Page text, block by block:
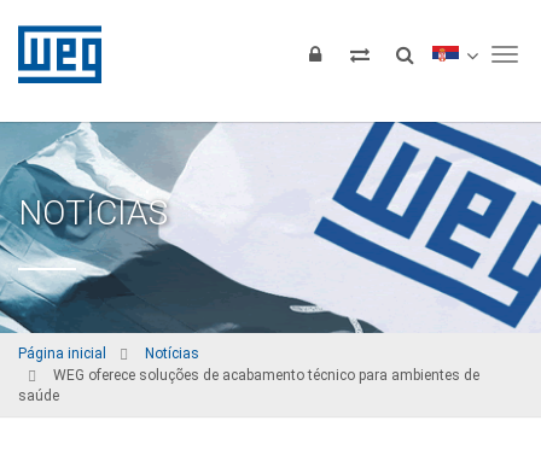
NOTÍCIAS
Página inicial
Notícias
WEG oferece soluções de acabamento técnico para ambientes de
saúde